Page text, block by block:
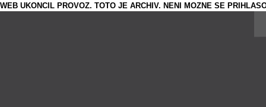
WEB UKONCIL PROVOZ. TOTO JE ARCHIV. NENI MOZNE SE